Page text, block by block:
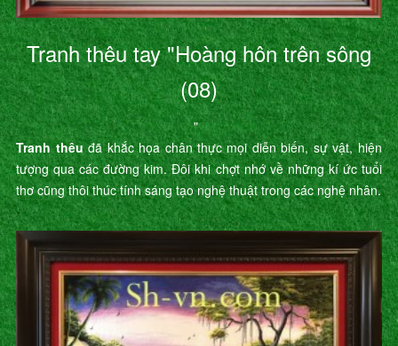
Tranh thêu tay "Hoàng hôn trên sông
(08)
"
Tranh thêuđã khắc họa chân thực mọi diễn biến, sự vật, hiện
tượng qua các đường kim. Đôi khi chợt nhớ về những kí ức tuổi
thơ cũng thôi thúc tính sáng tạo nghệ thuật trong các nghệ nhân.